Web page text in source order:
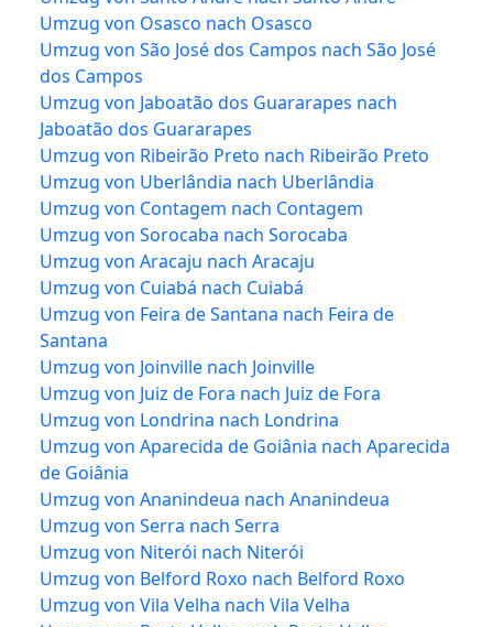
Umzug von Osasco nach Osasco
Umzug von São José dos Campos nach São José
dos Campos
Umzug von Jaboatão dos Guararapes nach
Jaboatão dos Guararapes
Umzug von Ribeirão Preto nach Ribeirão Preto
Umzug von Uberlândia nach Uberlândia
Umzug von Contagem nach Contagem
Umzug von Sorocaba nach Sorocaba
Umzug von Aracaju nach Aracaju
Umzug von Cuiabá nach Cuiabá
Umzug von Feira de Santana nach Feira de
Santana
Umzug von Joinville nach Joinville
Umzug von Juiz de Fora nach Juiz de Fora
Umzug von Londrina nach Londrina
Umzug von Aparecida de Goiânia nach Aparecida
de Goiânia
Umzug von Ananindeua nach Ananindeua
Umzug von Serra nach Serra
Umzug von Niterói nach Niterói
Umzug von Belford Roxo nach Belford Roxo
Umzug von Vila Velha nach Vila Velha